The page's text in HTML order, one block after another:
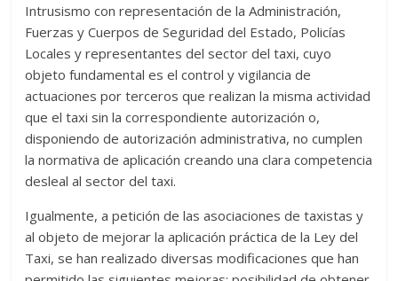
Intrusismo con representación de la Administración,
Fuerzas y Cuerpos de Seguridad del Estado, Policías
Locales y representantes del sector del taxi, cuyo
objeto fundamental es el control y vigilancia de
actuaciones por terceros que realizan la misma actividad
que el taxi sin la correspondiente autorización o,
disponiendo de autorización administrativa, no cumplen
la normativa de aplicación creando una clara competencia
desleal al sector del taxi.
Igualmente, a petición de las asociaciones de taxistas y
al objeto de mejorar la aplicación práctica de la Ley del
Taxi, se han realizado diversas modificaciones que han